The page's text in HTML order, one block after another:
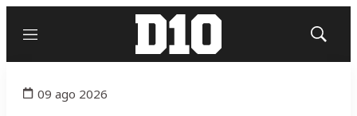
Menú
Mostrar
09 ago 2026